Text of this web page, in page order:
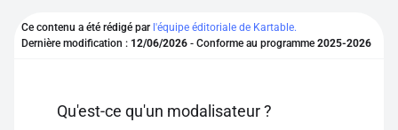
Se connecter
S'inscrire gratuitement
Ce contenu a été rédigé par l'équipe éditoriale de Kartable.
Dernière modification : 12/06/2026 - Conforme au programme 2025-2026
Qu'est-ce qu'un modalisateur ?